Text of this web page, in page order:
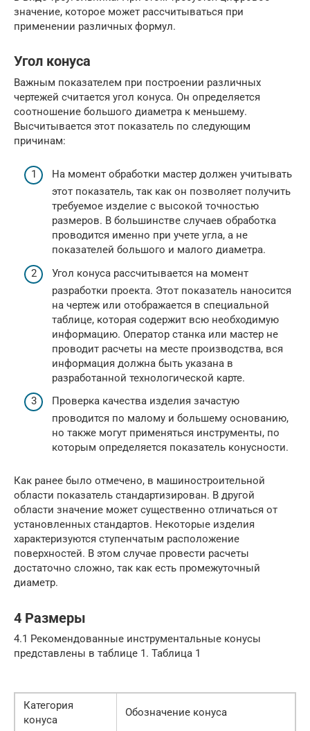
значение, которое может рассчитываться при
применении различных формул.
Угол конуса
Важным показателем при построении различных
чертежей считается угол конуса. Он определяется
соотношение большого диаметра к меньшему.
Высчитывается этот показатель по следующим
причинам:
На момент обработки мастер должен учитывать
этот показатель, так как он позволяет получить
требуемое изделие с высокой точностью
размеров. В большинстве случаев обработка
проводится именно при учете угла, а не
показателей большого и малого диаметра.
Угол конуса рассчитывается на момент
разработки проекта. Этот показатель наносится
на чертеж или отображается в специальной
таблице, которая содержит всю необходимую
информацию. Оператор станка или мастер не
проводит расчеты на месте производства, вся
информация должна быть указана в
разработанной технологической карте.
Проверка качества изделия зачастую
проводится по малому и большему основанию,
но также могут применяться инструменты, по
которым определяется показатель конусности.
Как ранее было отмечено, в машиностроительной
области показатель стандартизирован. В другой
области значение может существенно отличаться от
установленных стандартов. Некоторые изделия
характеризуются ступенчатым расположение
поверхностей. В этом случае провести расчеты
достаточно сложно, так как есть промежуточный
диаметр.
4 Размеры
4.1 Рекомендованные инструментальные конусы
представлены в таблице 1. Таблица 1
Категория
конуса
Обозначение конуса